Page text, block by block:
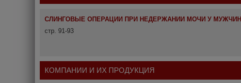
СЛИНГОВЫЕ ОПЕРАЦИИ ПРИ НЕДЕРЖАНИИ МОЧИ У МУЖЧИН
стр. 91-93
КОМПАНИИ И ИХ ПРОДУКЦИЯ